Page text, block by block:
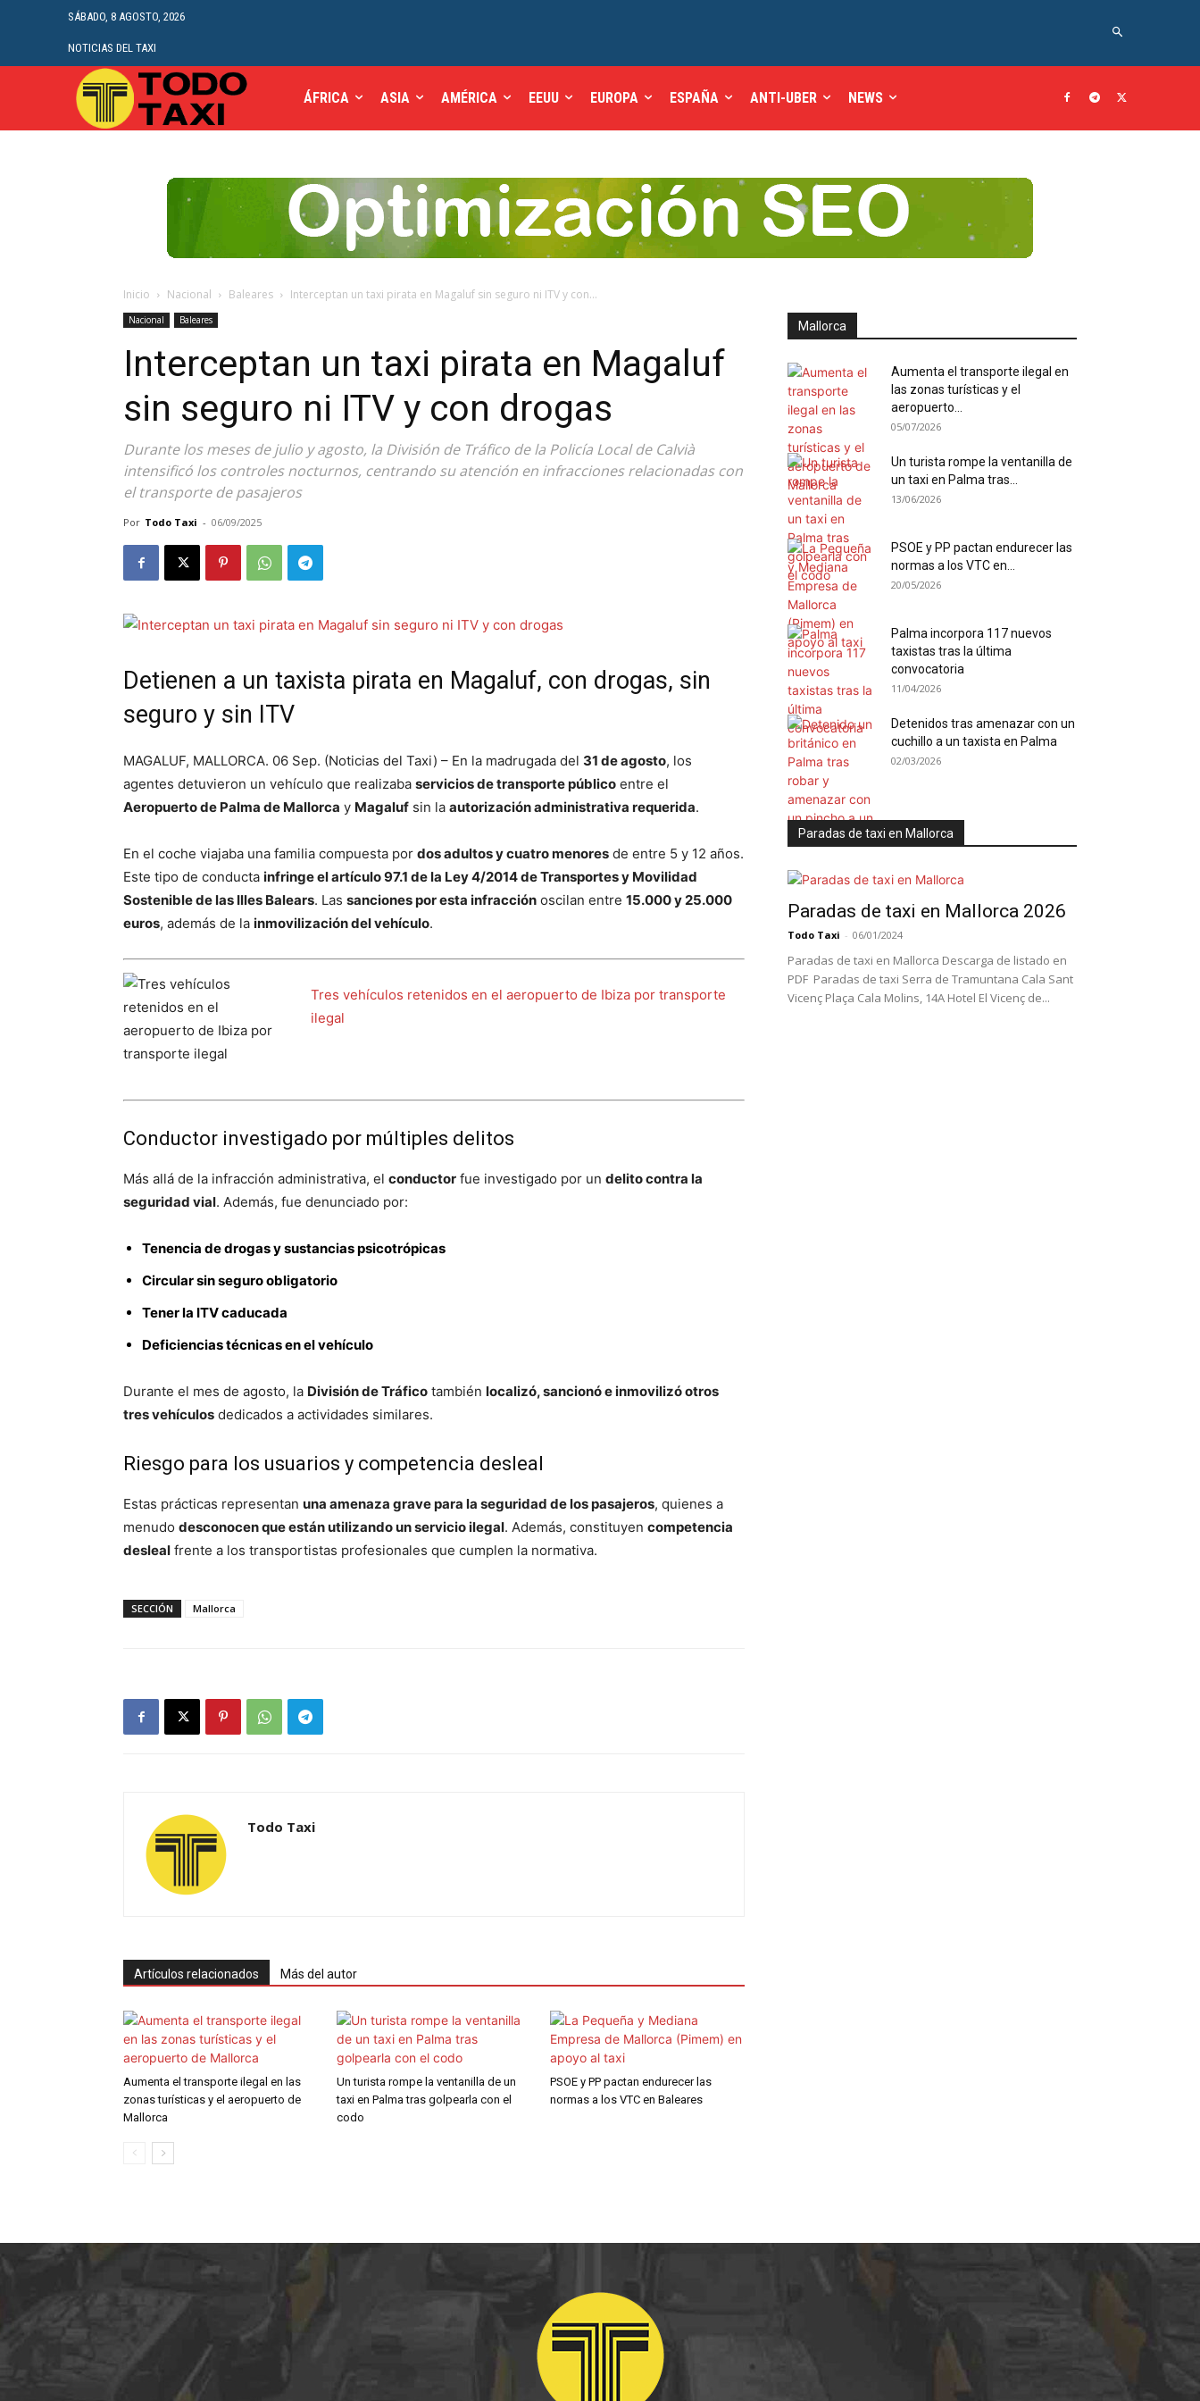
SÁBADO, 8 AGOSTO, 2026
NOTICIAS DEL TAXI
ÁFRICA ASIA AMÉRICA EEUU EUROPA ESPAÑA ANTI-UBER NEWS
Inicio Nacional Baleares Interceptan un taxi pirata en Magaluf sin seguro ni ITV y con...
Nacional Baleares
Interceptan un taxi pirata en Magaluf
sin seguro ni ITV y con drogas
Durante los meses de julio y agosto, la División de Tráfico de la Policía Local de Calvià
intensificó los controles nocturnos, centrando su atención en infracciones relacionadas con
el transporte de pasajeros
Por Todo Taxi - 06/09/2025
Detienen a un taxista pirata en Magaluf, con drogas, sin
seguro y sin ITV
MAGALUF, MALLORCA. 06 Sep. (Noticias del Taxi) – En la madrugada del 31 de agosto, los
agentes detuvieron un vehículo que realizaba servicios de transporte público entre el
Aeropuerto de Palma de Mallorca y Magaluf sin la autorización administrativa requerida.
En el coche viajaba una familia compuesta por dos adultos y cuatro menores de entre 5 y 12 años.
Este tipo de conducta infringe el artículo 97.1 de la Ley 4/2014 de Transportes y Movilidad
Sostenible de las Illes Balears. Las sanciones por esta infracción oscilan entre 15.000 y 25.000
euros, además de la inmovilización del vehículo.
Tres vehículos retenidos en el aeropuerto de Ibiza por transporte
ilegal
Conductor investigado por múltiples delitos
Más allá de la infracción administrativa, el conductor fue investigado por un delito contra la
seguridad vial. Además, fue denunciado por:
Tenencia de drogas y sustancias psicotrópicas
Circular sin seguro obligatorio
Tener la ITV caducada
Deficiencias técnicas en el vehículo
Durante el mes de agosto, la División de Tráfico también localizó, sancionó e inmovilizó otros
tres vehículos dedicados a actividades similares.
Riesgo para los usuarios y competencia desleal
Estas prácticas representan una amenaza grave para la seguridad de los pasajeros, quienes a
menudo desconocen que están utilizando un servicio ilegal. Además, constituyen competencia
desleal frente a los transportistas profesionales que cumplen la normativa.
SECCIÓN Mallorca
Todo Taxi
Artículos relacionados Más del autor
Aumenta el transporte ilegal en las
zonas turísticas y el aeropuerto de
Mallorca
Un turista rompe la ventanilla de un
taxi en Palma tras golpearla con el
codo
PSOE y PP pactan endurecer las
normas a los VTC en Baleares
Mallorca
Aumenta el transporte ilegal en
las zonas turísticas y el
aeropuerto...
05/07/2026
Un turista rompe la ventanilla de
un taxi en Palma tras...
13/06/2026
PSOE y PP pactan endurecer las
normas a los VTC en...
20/05/2026
Palma incorpora 117 nuevos
taxistas tras la última
convocatoria
11/04/2026
Detenidos tras amenazar con un
cuchillo a un taxista en Palma
02/03/2026
Paradas de taxi en Mallorca
Paradas de taxi en Mallorca 2026
Todo Taxi - 06/01/2024
Paradas de taxi en Mallorca Descarga de listado en
PDF Paradas de taxi Serra de Tramuntana Cala Sant
Vicenç Plaça Cala Molins, 14A Hotel El Vicenç de...